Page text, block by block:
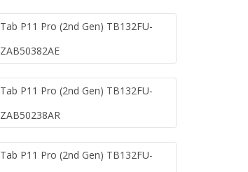
Tab P11 Pro (2nd Gen) TB132FU-
ZAB50382AE
Tab P11 Pro (2nd Gen) TB132FU-
ZAB50238AR
Tab P11 Pro (2nd Gen) TB132FU-